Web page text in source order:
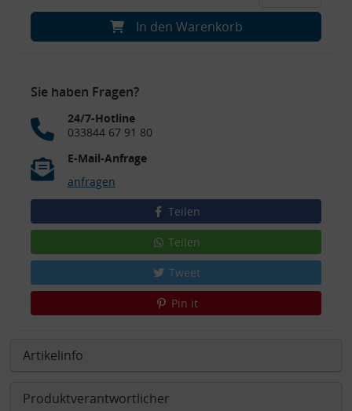
In den Warenkorb
Sie haben Fragen?
24/7-Hotline
033844 67 91 80
E-Mail-Anfrage
anfragen
Teilen
Teilen
Tweet
Pin it
Artikelinfo
Produktverantwortlicher